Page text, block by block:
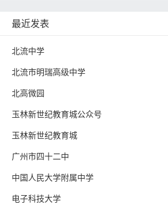
最近发表
北流中学
北流市明瑞高级中学
北高微园
玉林新世纪教育城公众号
玉林新世纪教育城
广州市四十二中
中国人民大学附属中学
电子科技大学